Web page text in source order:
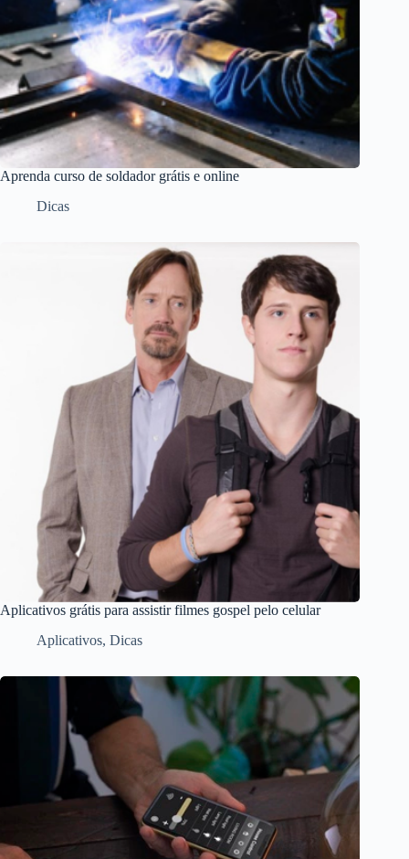
Aprenda curso de soldador grátis e online
Dicas
Aplicativos grátis para assistir filmes gospel pelo celular
Aplicativos, Dicas